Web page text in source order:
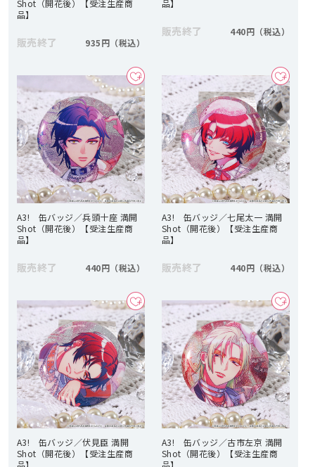
Shot（開花後）【受注生産商
品】
販売終了 935円
品】
販売終了 440円
A3! 缶バッジ／兵頭十座 満開
Shot（開花後）【受注生産商
品】
販売終了 440円
A3! 缶バッジ／七尾太一 満開
Shot（開花後）【受注生産商
品】
販売終了 440円
A3! 缶バッジ／伏見臣 満開
Shot（開花後）【受注生産商
品】
A3! 缶バッジ／古市左京 満開
Shot（開花後）【受注生産商
品】